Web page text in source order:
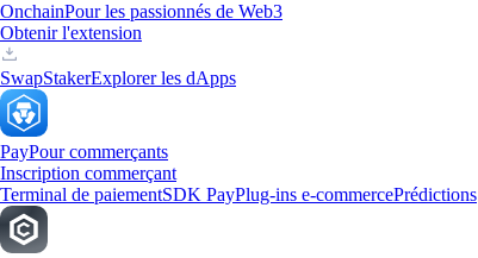
OnchainPour les passionnés de Web3
Obtenir l'extension
SwapStakerExplorer les dApps
PayPour commerçants
Inscription commerçant
Terminal de paiementSDK PayPlug-ins e-commercePrédictions